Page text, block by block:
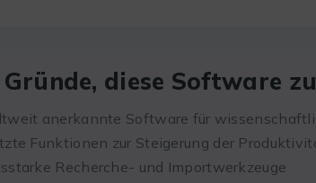
diese Software
anerkannte Software für
Funktionen zur Steigerung der
Recherche- und Importwerkzeuge